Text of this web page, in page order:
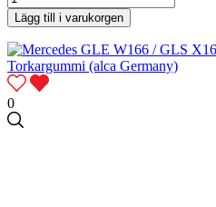
Lägg till i varukorgen
0